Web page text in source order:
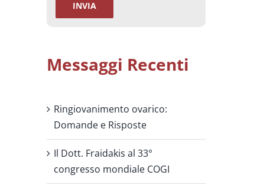
Messaggi Recenti
Ringiovanimento ovarico:
Domande e Risposte
Il Dott. Fraidakis al 33°
congresso mondiale COGI